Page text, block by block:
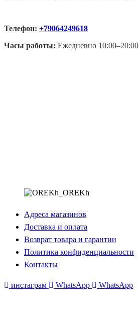
Телефон: +79064249618
Часы работы: Ежедневно 10:00–20:00
Адреса магазинов
Доставка и оплата
Возврат товара и гарантии
Политика конфиденциальности
Контакты
инстаграм WhatsApp WhatsApp